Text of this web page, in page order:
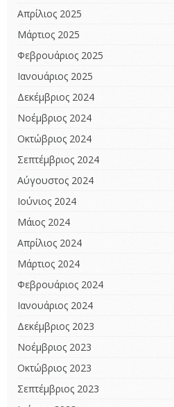
Απρίλιος 2025
Μάρτιος 2025
Φεβρουάριος 2025
Ιανουάριος 2025
Δεκέμβριος 2024
Νοέμβριος 2024
Οκτώβριος 2024
Σεπτέμβριος 2024
Αύγουστος 2024
Ιούνιος 2024
Μάιος 2024
Απρίλιος 2024
Μάρτιος 2024
Φεβρουάριος 2024
Ιανουάριος 2024
Δεκέμβριος 2023
Νοέμβριος 2023
Οκτώβριος 2023
Σεπτέμβριος 2023